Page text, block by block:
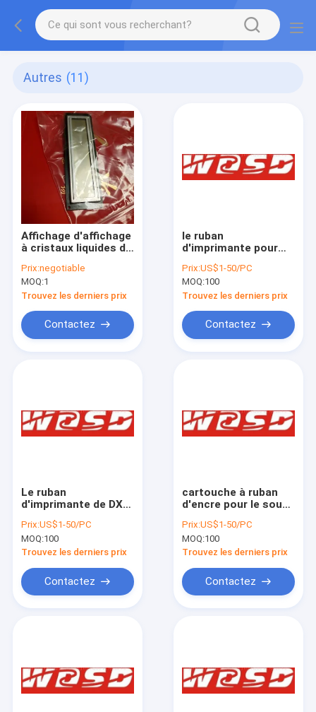
Autres (11)
Affichage d'affichage
à cristaux liquides de
utilisé
Prix:negotiable
MOQ:1
Trouvez les derniers prix
Contactez
le ruban
d'imprimante pour
s'est amélioré
Prix:US$1-50/PC
MOQ:100
Trouvez les derniers prix
Contactez
Le ruban
d'imprimante de DX
s'est amélioré
Prix:US$1-50/PC
MOQ:100
Trouvez les derniers prix
Contactez
cartouche à ruban
d'encre pour le sous-
15, 18, 19, 21, 310,
315, 319, 378, 555,
565
Prix:US$1-50/PC
MOQ:100
Trouvez les derniers prix
Contactez